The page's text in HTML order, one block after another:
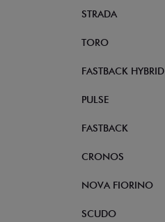
STRADA
TORO
FASTBACK HYBRID
PULSE
FASTBACK
CRONOS
NOVA FIORINO
SCUDO